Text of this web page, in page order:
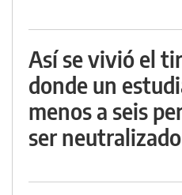
Así se vivió el
donde un
menos a seis
ser neutralizado